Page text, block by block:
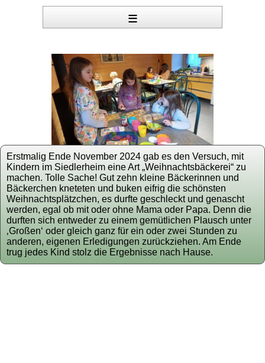
≡
Erstmalig Ende November 2024 gab es den Versuch, mit
Kindern im Siedlerheim eine Art „Weihnachtsbäckerei“ zu
machen. Tolle Sache! Gut zehn kleine Bäckerinnen und
Bäckerchen kneteten und buken eifrig die schönsten
Weihnachtsplätzchen, es durfte geschleckt und genascht
werden, egal ob mit oder ohne Mama oder Papa. Denn die
durften sich entweder zu einem gemütlichen Plausch unter
‚Großen‘ oder gleich ganz für ein oder zwei Stunden zu
anderen, eigenen Erledigungen zurückziehen. Am Ende
trug jedes Kind stolz die Ergebnisse nach Hause.